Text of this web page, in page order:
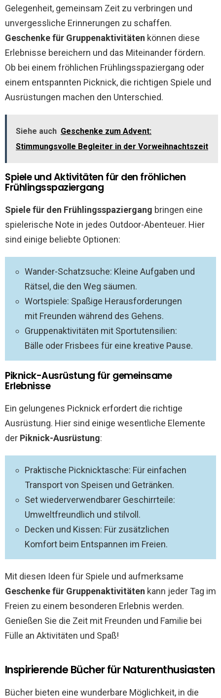
Gelegenheit, gemeinsam Zeit zu verbringen und
unvergessliche Erinnerungen zu schaffen.
Geschenke für Gruppenaktivitäten können diese
Erlebnisse bereichern und das Miteinander fördern.
Ob bei einem fröhlichen Frühlingsspaziergang oder
einem entspannten Picknick, die richtigen Spiele und
Ausrüstungen machen den Unterschied.
Siehe auch Geschenke zum Advent:
Stimmungsvolle Begleiter in der Vorweihnachtszeit
Spiele und Aktivitäten für den fröhlichen
Frühlingsspaziergang
Spiele für den Frühlingsspaziergang bringen eine
spielerische Note in jedes Outdoor-Abenteuer. Hier
sind einige beliebte Optionen:
Wander-Schatzsuche: Kleine Aufgaben und
Rätsel, die den Weg säumen.
Wortspiele: Spaßige Herausforderungen
mit Freunden während des Gehens.
Gruppenaktivitäten mit Sportutensilien:
Bälle oder Frisbees für eine kreative Pause.
Piknick-Ausrüstung für gemeinsame
Erlebnisse
Ein gelungenes Picknick erfordert die richtige
Ausrüstung. Hier sind einige wesentliche Elemente
der Piknick-Ausrüstung:
Praktische Picknicktasche: Für einfachen
Transport von Speisen und Getränken.
Set wiederverwendbarer Geschirrteile:
Umweltfreundlich und stilvoll.
Decken und Kissen: Für zusätzlichen
Komfort beim Entspannen im Freien.
Mit diesen Ideen für Spiele und aufmerksame
Geschenke für Gruppenaktivitäten kann jeder Tag im
Freien zu einem besonderen Erlebnis werden.
Genießen Sie die Zeit mit Freunden und Familie bei
Fülle an Aktivitäten und Spaß!
Inspirierende Bücher für Naturenthusiasten
Bücher bieten eine wunderbare Möglichkeit, in die